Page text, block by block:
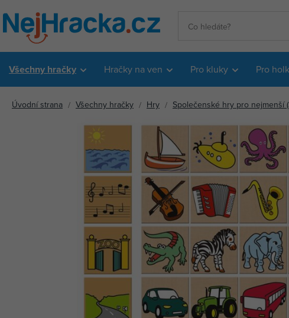
Všechny hračky Hračky na ven Pro kluky Pro
Úvodní strana Všechny hračky Hry Společenské hry pro nejmenší